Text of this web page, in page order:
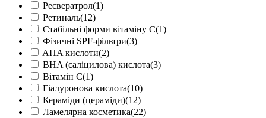
Ресвератрол(1)
Ретиналь(12)
Стабільні форми вітаміну С(1)
Фізичні SPF-фільтри(3)
AHA кислоти(2)
BHA (саліцилова) кислота(3)
Вітамін С(1)
Гіалуронова кислота(10)
Кераміди (цераміди)(12)
Ламелярна косметика(22)